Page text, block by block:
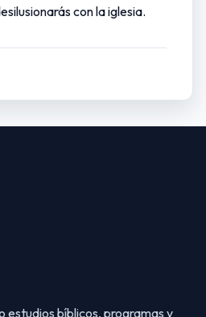
con la iglesia.
estudios bíblicos, programas y